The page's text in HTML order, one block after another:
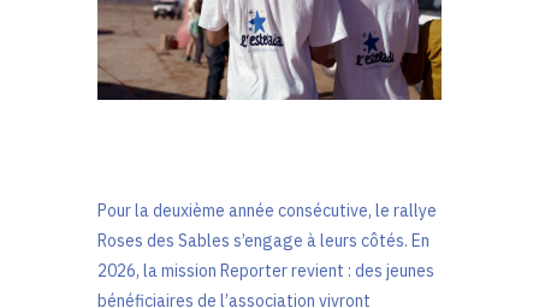
Pour la deuxième année consécutive, le rallye
Roses des Sables s’engage à leurs côtés. En
2026, la mission Reporter revient : des jeunes
bénéficiaires de l’association vivront